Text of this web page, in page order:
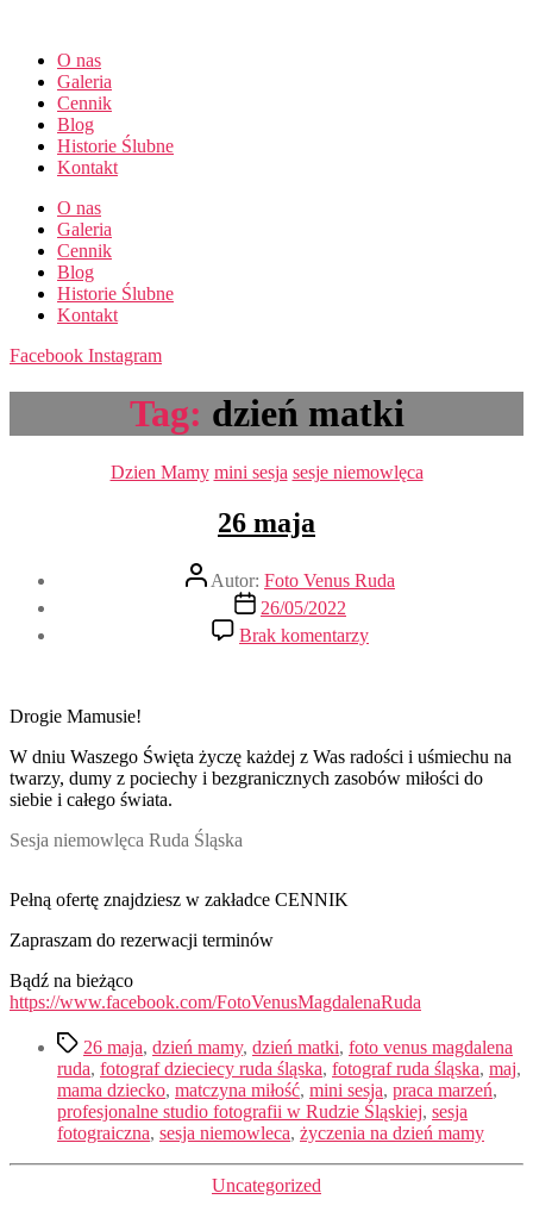
treści
O nas
Galeria
Cennik
Blog
Historie Ślubne
Kontakt
O nas
Galeria
Cennik
Blog
Historie Ślubne
Kontakt
Facebook Instagram
Tag: dzień matki
Kategorie
Dzien Mamy mini sesja sesje niemowlęca
26 maja
Autor
wpisu
Autor: Foto Venus Ruda
Data
wpisu
26/05/2022
Brak komentarzydo
26
Drogie Mamusie!
W dniu Waszego Święta życzę każdej z Was radości i uśmiechu na
twarzy, dumy z pociechy i bezgranicznych zasobów miłości do
siebie i całego świata.
Sesja niemowlęca Ruda Śląska
Pełną ofertę znajdziesz w zakładce CENNIK
Zapraszam do rezerwacji terminów
Bądź na bieżąco
https://www.facebook.com/FotoVenusMagdalenaRuda
Tagi26 maja, dzień mamy, dzień matki, foto venus magdalena
ruda, fotograf dzieciecy ruda śląska, fotograf ruda śląska, maj,
mama dziecko, matczyna miłość, mini sesja, praca marzeń,
profesjonalne studio fotografii w Rudzie Śląskiej, sesja
fotograiczna, sesja niemowleca, życzenia na dzień mamy
Kategorie
Uncategorized